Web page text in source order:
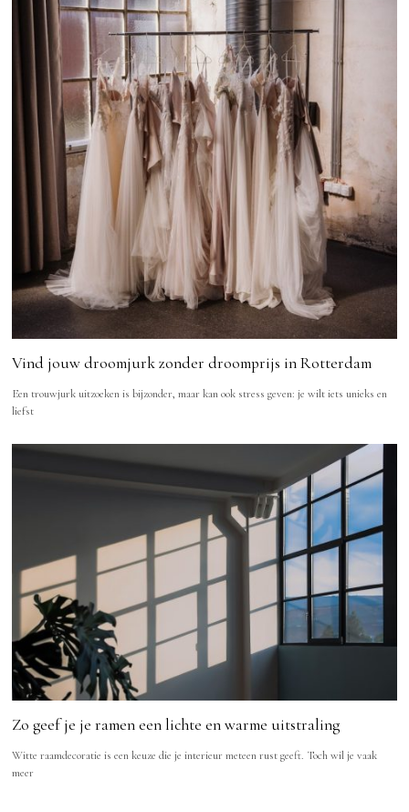
Vind jouw droomjurk zonder droomprijs in Rotterdam
Een trouwjurk uitzoeken is bijzonder, maar kan ook stress geven: je wilt iets unieks en
liefst
Zo geef je je ramen een lichte en warme uitstraling
Witte raamdecoratie is een keuze die je interieur meteen rust geeft. Toch wil je vaak
meer